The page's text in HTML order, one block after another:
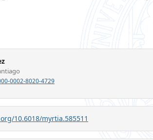
0002-8020-4729
10.6018/myrtia.585511